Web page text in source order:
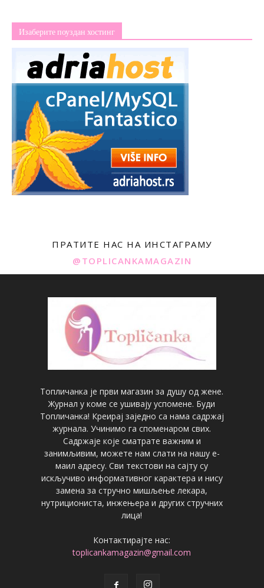
Изаберите поуздан хостинг
ПРАТИТЕ НАС НА ИНСТАГРАМУ
@TOPLICANKAMAGAZIN
Топличанка је први магазин за душу од жене.
Журнал у коме се ушивају успомене. Буди
Топличанка! Креирај заједно са нама садржај
журнала. Учинимо га споменаром свих.
Садржаје које сматрате важним и
занимљивим, можете нам слати на нашу е-
маил адресу. Сви текстови на сајту су
искључиво информативног карактера и нису
замена за стручно мишљење лекара,
нутрициониста, инжењера и других стручних
лица!
Контактирајте нас:
toplicankamagazin@gmail.com